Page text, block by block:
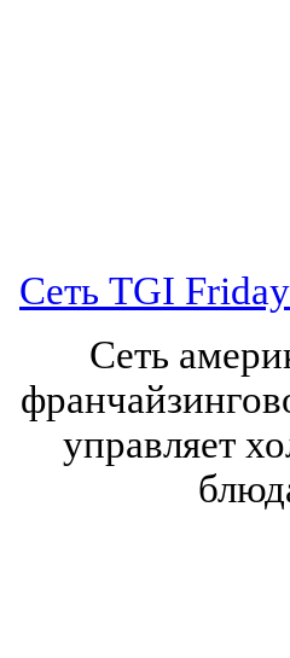
Сеть TGI
Сеть
управляет